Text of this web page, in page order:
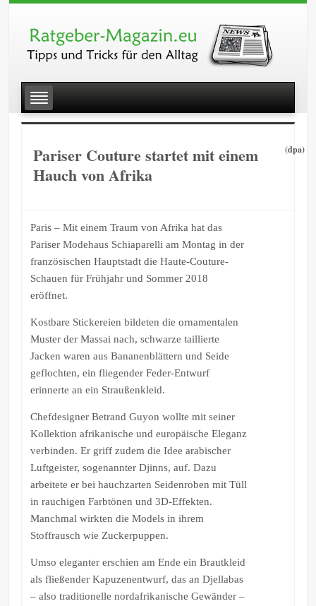
Pariser Couture startet mit einem
Hauch von Afrika
(dpa)
Paris – Mit einem Traum von Afrika hat das
Pariser Modehaus Schiaparelli am Montag in der
französischen Hauptstadt die Haute-Couture-
Schauen für Frühjahr und Sommer 2018
eröffnet.
Kostbare Stickereien bildeten die ornamentalen
Muster der Massai nach, schwarze taillierte
Jacken waren aus Bananenblättern und Seide
geflochten, ein fliegender Feder-Entwurf
erinnerte an ein Straußenkleid.
Chefdesigner Betrand Guyon wollte mit seiner
Kollektion afrikanische und europäische Eleganz
verbinden. Er griff zudem die Idee arabischer
Luftgeister, sogenannter Djinns, auf. Dazu
arbeitete er bei hauchzarten Seidenroben mit Tüll
in rauchigen Farbtönen und 3D-Effekten.
Manchmal wirkten die Models in ihrem
Stoffrausch wie Zuckerpuppen.
Umso eleganter erschien am Ende ein Brautkleid
als fließender Kapuzenentwurf, das an Djellabas
– also traditionelle nordafrikanische Gewänder –